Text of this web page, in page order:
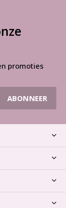
promoties
ABONNEER